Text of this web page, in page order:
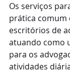
Os serviços
prática comum
escritórios de
atuando como
para os
atividades